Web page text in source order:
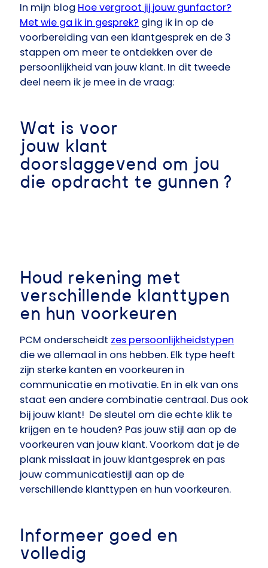
In mijn blog Hoe vergroot jij jouw gunfactor?
Met wie ga ik in gesprek? ging ik in op de
voorbereiding van een klantgesprek en de 3
stappen om meer te ontdekken over de
persoonlijkheid van jouw klant. In dit tweede
deel neem ik je mee in de vraag:
Wat is voor
jouw klant
doorslaggevend om jou
die opdracht te gunnen ?
Houd rekening met
verschillende klanttypen
en hun voorkeuren
PCM onderscheidt zes persoonlijkheidstypen
die we allemaal in ons hebben. Elk type heeft
zijn sterke kanten en voorkeuren in
communicatie en motivatie. En in elk van ons
staat een andere combinatie centraal. Dus ook
bij jouw klant! De sleutel om die echte klik te
krijgen en te houden? Pas jouw stijl aan op de
voorkeuren van jouw klant. Voorkom dat je de
plank misslaat in jouw klantgesprek en pas
jouw communicatiestijl aan op de
verschillende klanttypen en hun voorkeuren.
Informeer goed en
volledig